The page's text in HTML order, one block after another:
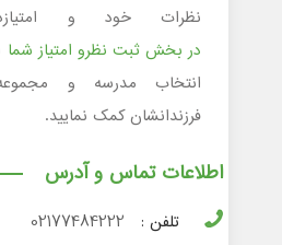
نظرات خود و
در بخش ثبت نظرو امتیاز شما
انتخاب مدرسه و
فرزندانشان کمک نمایید.
اطلاعات تماس و آدرس
تلفن :
02177484222